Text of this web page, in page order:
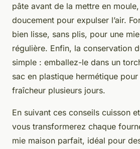
pâte avant de la mettre en
doucement pour expulser l’air.
bien lisse, sans plis, pour une
régulière. Enfin, la conservation
simple : emballez-le dans un
sac en plastique hermétique
fraîcheur plusieurs jours.
En suivant ces conseils cuisson
vous transformerez chaque
mie maison parfait, idéal pour